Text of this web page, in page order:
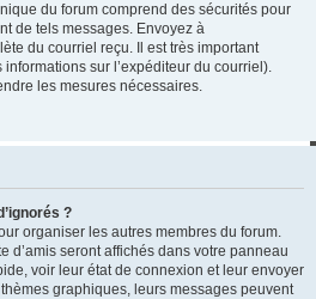
du forum comprend des sécurités pour
de tels messages. Envoyez à
du courriel reçu. Il est très important
informations sur l’expéditeur du courriel).
les mesures nécessaires.
?
organiser les autres membres du forum.
d’amis seront affichés dans votre panneau
voir leur état de connexion et leur envoyer
graphiques, leurs messages peuvent